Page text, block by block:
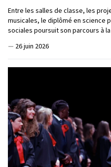
Entre les salles de classe, les
musicales, le diplômé en science
sociales poursuit son parcours à
— 26 juin 2026